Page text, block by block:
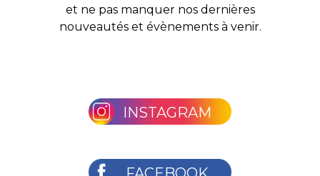
et ne pas manquer nos dernières
nouveautés et évènements à venir.
INSTAGRAM